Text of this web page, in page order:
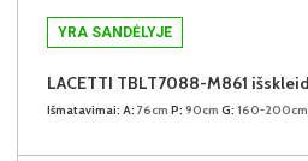
YRA SANDĖLYJE
LACETTI TBLT7088-M861
Išmatavimai: A: 76cm P: 90cm G: 160-200cm